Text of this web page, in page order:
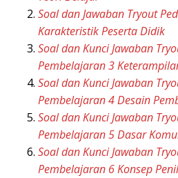
Soal dan Jawaban Tryout
Karakteristik Peserta Didik
Soal dan Kunci Jawaban
Pembelajaran 3
Soal dan Kunci Jawaban
Pembelajaran 4 Desain
Soal dan Kunci Jawaban
Pembelajaran 5 Dasar
Soal dan Kunci Jawaban
Pembelajaran 6 Konsep